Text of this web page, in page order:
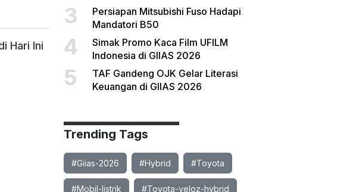
Hari Ini
3
Persiapan Mitsubishi Fuso Hadapi
Mandatori B50
4
Simak Promo Kaca Film UFILM
Indonesia di GIIAS 2026
5
TAF Gandeng OJK Gelar Literasi
Keuangan di GIIAS 2026
Trending Tags
#Giias-2026 #Hybrid #Toyota
#Mobil-listrik #Toyota-veloz-hybrid